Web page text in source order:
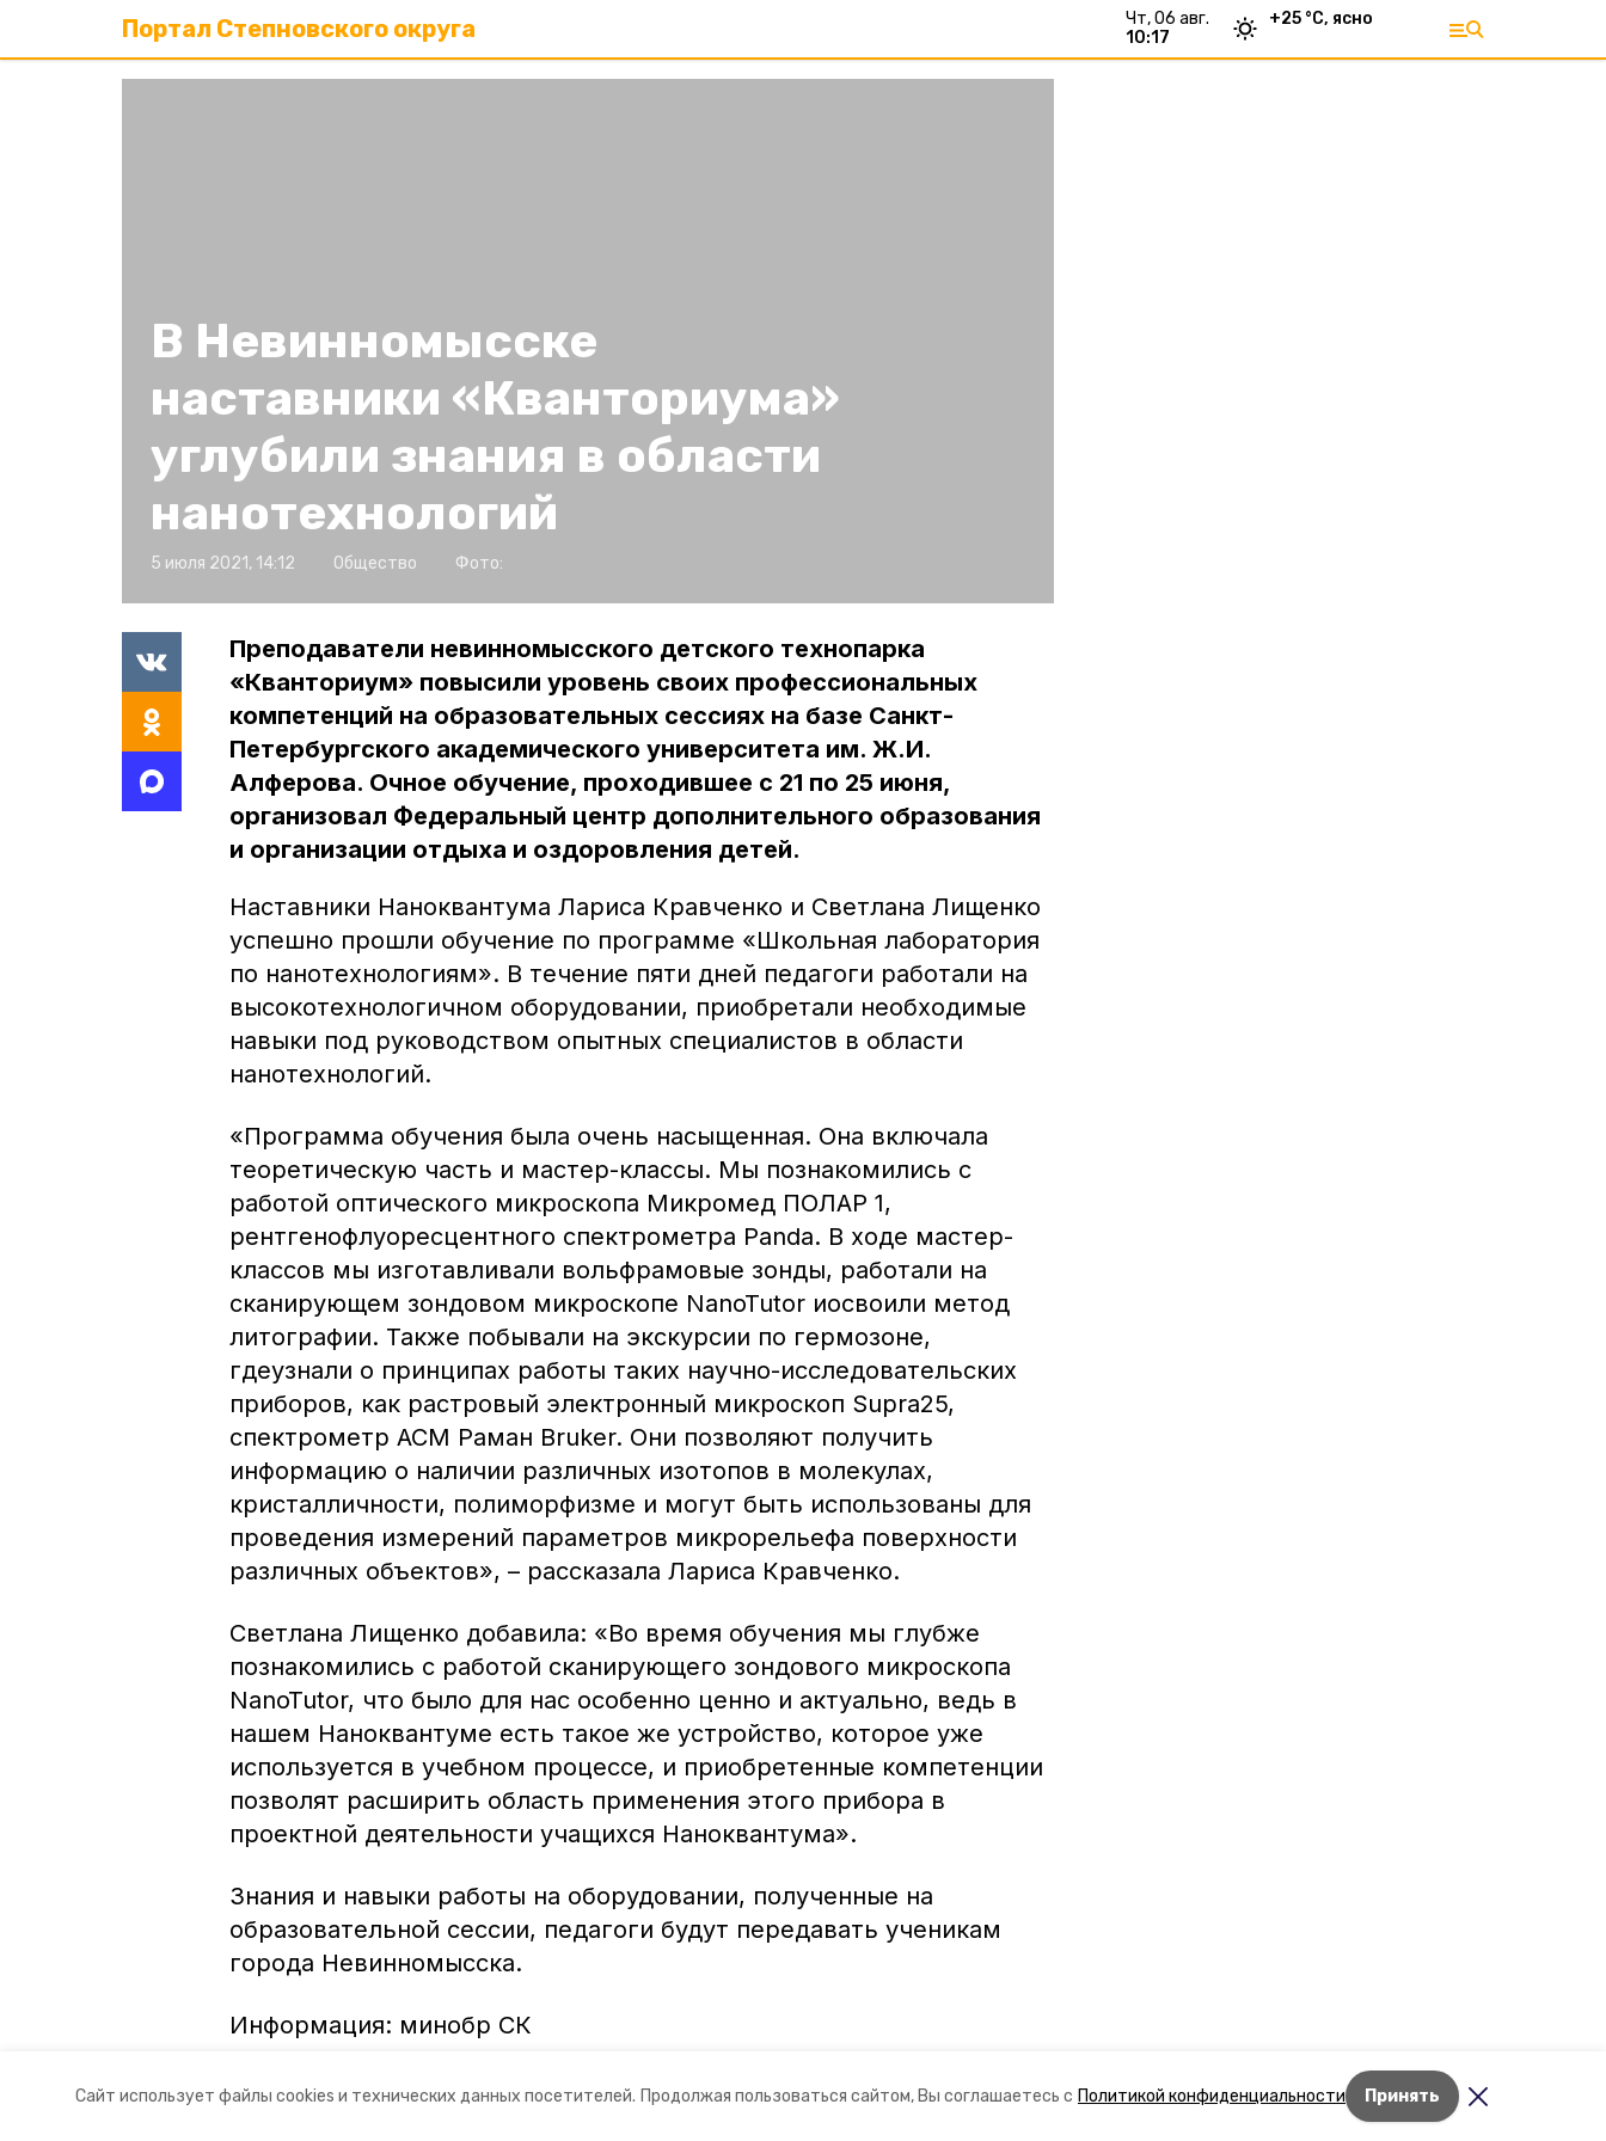
Сайт использует файлы cookies и технических данных посетителей. Продолжая пользоваться сайтом, Вы соглашаетесь с Политикой конфиденциальности Принять
Портал Степновского округа
чт, 06 авг.
10:17
+25 °С, ясно
Лента новостей
В Невинномысске
наставники «Кванториума»
углубили знания в области
нанотехнологий
5 июля 2021, 14:12 Общество Фото:
Преподаватели невинномысского детского технопарка
«Кванториум» повысили уровень своих профессиональных
компетенций на образовательных сессиях на базе Санкт-
Петербургского академического университета им. Ж.И.
Алферова. Очное обучение, проходившее с 21 по 25 июня,
организовал Федеральный центр дополнительного образования
и организации отдыха и оздоровления детей.
Наставники Наноквантума Лариса Кравченко и Светлана Лищенко
успешно прошли обучение по программе «Школьная лаборатория
по нанотехнологиям». В течение пяти дней педагоги работали на
высокотехнологичном оборудовании, приобретали необходимые
навыки под руководством опытных специалистов в области
нанотехнологий.
«Программа обучения была очень насыщенная. Она включала
теоретическую часть и мастер-классы. Мы познакомились с
работой оптического микроскопа Микромед ПОЛАР 1,
рентгенофлуоресцентного спектрометра Panda. В ходе мастер-
классов мы изготавливали вольфрамовые зонды, работали на
сканирующем зондовом микроскопе NanoTutor иосвоили метод
литографии. Также побывали на экскурсии по гермозоне,
гдеузнали о принципах работы таких научно-исследовательских
приборов, как растровый электронный микроскоп Supra25,
спектрометр АСМ Раман Bruker. Они позволяют получить
информацию о наличии различных изотопов в молекулах,
кристалличности, полиморфизме и могут быть использованы для
проведения измерений параметров микрорельефа поверхности
различных объектов», – рассказала Лариса Кравченко.
Светлана Лищенко добавила: «Во время обучения мы глубже
познакомились с работой сканирующего зондового микроскопа
NanoTutor, что было для нас особенно ценно и актуально, ведь в
нашем Наноквантуме есть такое же устройство, которое уже
используется в учебном процессе, и приобретенные компетенции
позволят расширить область применения этого прибора в
проектной деятельности учащихся Наноквантума».
Знания и навыки работы на оборудовании, полученные на
образовательной сессии, педагоги будут передавать ученикам
города Невинномысска.
Информация: минобр СК